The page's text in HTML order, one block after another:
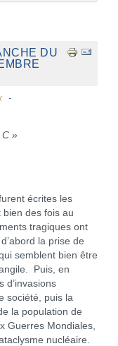
DU
C »
écrites les
bien des fois au
tragiques ont
la prise de
semblent bien être
Puis, en
d’invasions
société, puis la
la population de
Guerres Mondiales,
nucléaire.